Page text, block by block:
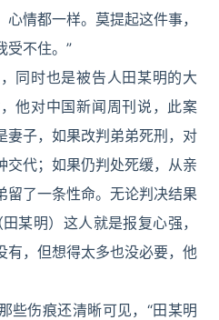
情都一样。莫提起这件事，
受不住。”
同时也是被告人田某明的大
他对中国新闻周刊说，此案
妻子，如果改判弟弟死刑，对
交代；如果仍判处死缓，从亲
留了一条性命。无论判决结果
某明）这人就是报复心强，
有，但想得太多也没必要，他
些伤痕还清晰可见，“田某明